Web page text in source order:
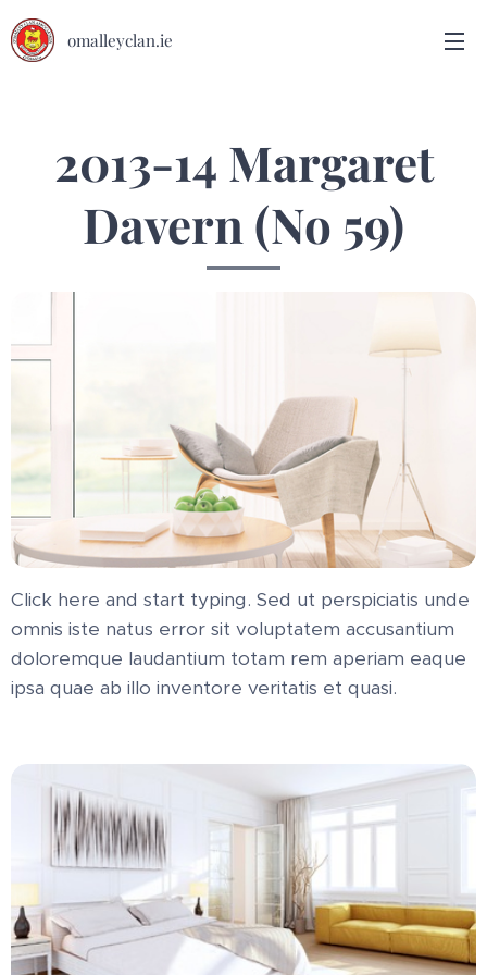
omalleyclan.ie
2013-14 Margaret
Davern (No 59)
Click here and start typing. Sed ut perspiciatis unde
omnis iste natus error sit voluptatem accusantium
doloremque laudantium totam rem aperiam eaque
ipsa quae ab illo inventore veritatis et quasi.